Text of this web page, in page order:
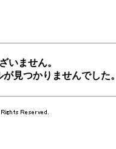
いません。
見つかりませんでした。